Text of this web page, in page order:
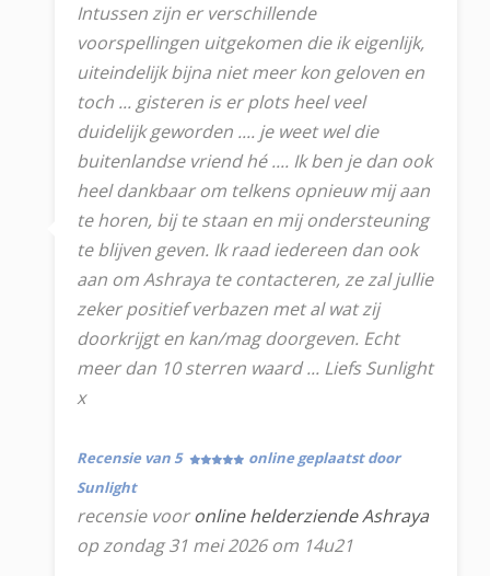
Intussen zijn er verschillende
voorspellingen uitgekomen die ik eigenlijk,
uiteindelijk bijna niet meer kon geloven en
toch ... gisteren is er plots heel veel
duidelijk geworden .... je weet wel die
buitenlandse vriend hé .... Ik ben je dan ook
heel dankbaar om telkens opnieuw mij aan
te horen, bij te staan en mij ondersteuning
te blijven geven. Ik raad iedereen dan ook
aan om Ashraya te contacteren, ze zal jullie
zeker positief verbazen met al wat zij
doorkrijgt en kan/mag doorgeven. Echt
meer dan 10 sterren waard ... Liefs Sunlight
x
Recensie van 5
online geplaatst door
Sunlight
recensie vooronline helderziende Ashraya
op zondag 31 mei 2026 om 14u21